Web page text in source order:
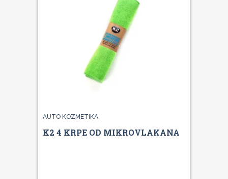
AUTO KOZMETIKA
K2 4 KRPE OD MIKROVLAKANA